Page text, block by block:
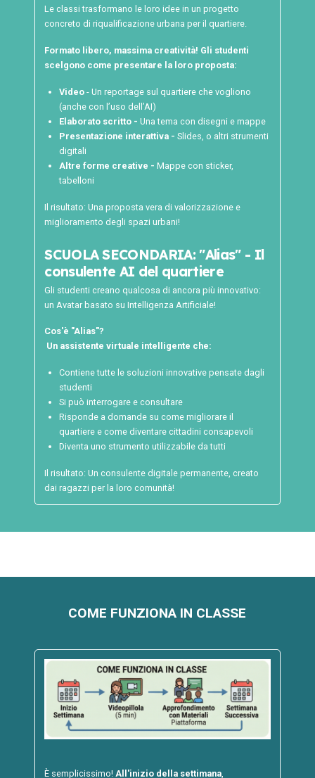
Le classi trasformano le loro idee in un progetto
concreto di riqualificazione urbana per il quartiere.
Formato libero, massima creatività! Gli studenti
scelgono come presentare la loro proposta:
Video- Un reportage sul quartiere che vogliono
(anche con l’uso dell’AI)
Elaborato scritto -Una tema con disegni e mappe
Presentazione interattiva -Slides, o altri strumenti
digitali
Altre forme creative -Mappe con sticker,
tabelloni
Il risultato: Una proposta vera di valorizzazione e
miglioramento degli spazi urbani!
SCUOLA SECONDARIA: "Alias" - Il
consulente AI del quartiere
Gli studenti creano qualcosa di ancora più innovativo:
un Avatar basato su Intelligenza Artificiale!
Cos'è "Alias"?
Un assistente virtuale intelligente che:
Contiene tutte le soluzioni innovative pensate dagli
studenti
Si può interrogare e consultare
Risponde a domande su come migliorare il
quartiere e come diventare cittadini consapevoli
Diventa uno strumento utilizzabile da tutti
Il risultato: Un consulente digitale permanente, creato
dai ragazzi per la loro comunità!
COME FUNZIONA IN CLASSE
È semplicissimo!All'inizio della settimana,